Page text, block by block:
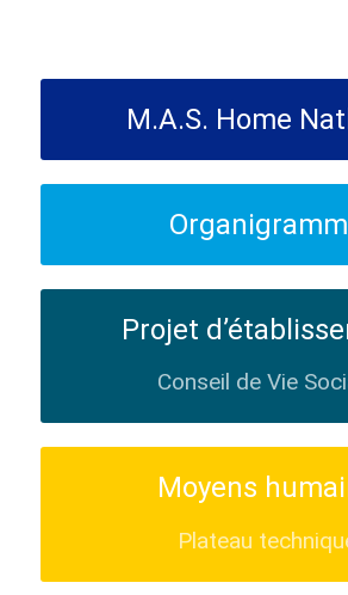
M.A.S. Home
Projet
Conseil de Vie
Moyens
Plateau